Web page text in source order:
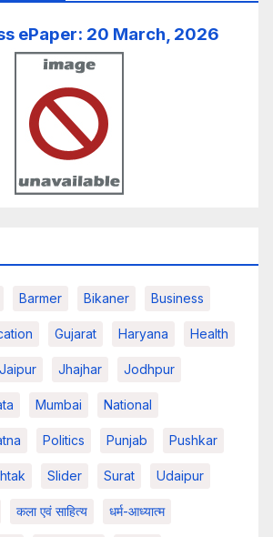
ePaper: 20 March, 2026
Barmer Bikaner Business
Gujarat Haryana Health
Jaipur Jhajhar Jodhpur
Mumbai National
Politics Punjab Pushkar
Slider Surat Udaipur
कला एवं साहित्य धर्म-आध्यात्म